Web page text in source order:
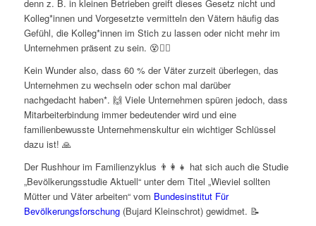
denn z. B. in kleinen Betrieben greift dieses Gesetz nicht und
Kolleg*innen und Vorgesetzte vermitteln den Vätern häufig das
Gefühl, die Kolleg*innen im Stich zu lassen oder nicht mehr im
Unternehmen präsent zu sein. 😵😵‍💫
Kein Wunder also, dass 60 % der Väter zurzeit überlegen, das
Unternehmen zu wechseln oder schon mal darüber
nachgedacht haben*. 🙌 Viele Unternehmen spüren jedoch, dass
Mitarbeiterbindung immer bedeutender wird und eine
familienbewusste Unternehmenskultur ein wichtiger Schlüssel
dazu ist! 🙏
Der Rushhour im Familienzyklus 👨‍👩‍👧 hat sich auch die Studie
„Bevölkerungsstudie Aktuell“ unter dem Titel „Wieviel sollten
Mütter und Väter arbeiten“ vom Bundesinstitut Für
Bevölkerungsforschung(Bujard Kleinschrot) gewidmet. 📝